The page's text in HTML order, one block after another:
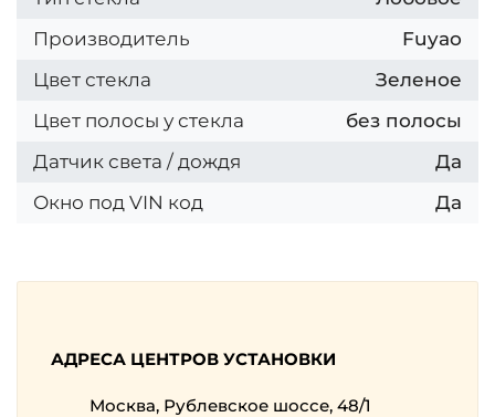
Производитель
Fuyao
Цвет стекла
Зеленое
Цвет полосы у стекла
без полосы
Датчик света / дождя
Да
Окно под VIN код
Да
АДРЕСА ЦЕНТРОВ УСТАНОВКИ
Москва, Рублевское шоссе, 48/1